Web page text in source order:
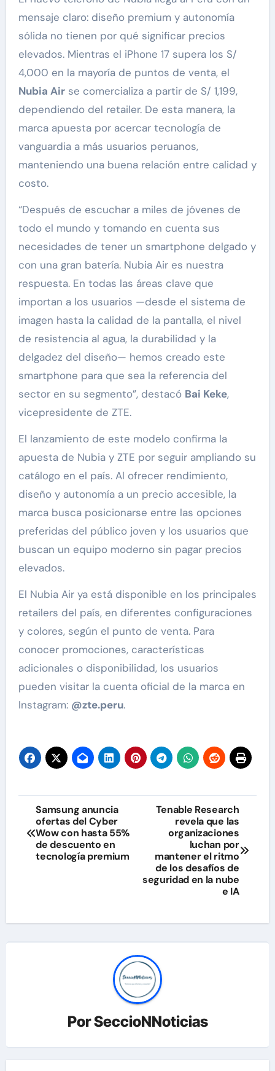
mensaje claro: diseño premium y autonomía
sólida no tienen por qué significar precios
elevados. Mientras el iPhone 17 supera los S/
4,000 en la mayoría de puntos de venta, el
Nubia Airse comercializa a partir de S/ 1,199,
dependiendo del retailer. De esta manera, la
marca apuesta por acercar tecnología de
vanguardia a más usuarios peruanos,
manteniendo una buena relación entre calidad y
costo.
“Después de escuchar a miles de jóvenes de
todo el mundo y tomando en cuenta sus
necesidades de tener un smartphone delgado y
con una gran batería. Nubia Air es nuestra
respuesta. En todas las áreas clave que
importan a los usuarios —desde el sistema de
imagen hasta la calidad de la pantalla, el nivel
de resistencia al agua, la durabilidad y la
delgadez del diseño— hemos creado este
smartphone para que sea la referencia del
sector en su segmento”, destacó Bai Keke,
vicepresidente de ZTE.
El lanzamiento de este modelo confirma la
apuesta de Nubia y ZTE por seguir ampliando su
catálogo en el país. Al ofrecer rendimiento,
diseño y autonomía a un precio accesible, la
marca busca posicionarse entre las opciones
preferidas del público joven y los usuarios que
buscan un equipo moderno sin pagar precios
elevados.
El Nubia Air ya está disponible en los principales
retailers del país, en diferentes configuraciones
y colores, según el punto de venta. Para
conocer promociones, características
adicionales o disponibilidad, los usuarios
pueden visitar la cuenta oficial de la marca en
Instagram: @zte.peru.
Navegación
de
entradas
Samsung anuncia
ofertas del Cyber
Wow con hasta 55%
de descuento en
tecnología premium
Tenable Research
revela que las
organizaciones
luchan por
mantener el ritmo
de los desafíos de
seguridad en la nube
e IA
PorSeccioNNoticias